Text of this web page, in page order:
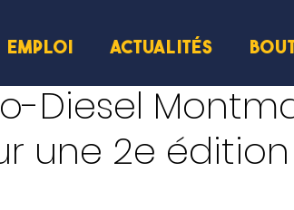
EMPLOI ACTUALITÉS
Diesel
une 2e